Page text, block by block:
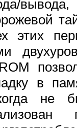
этих
в
не